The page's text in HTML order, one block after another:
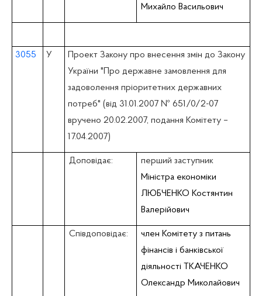
Михайло Васильович
3055 У
Проект Закону про внесення змін до Закону
України "Про державне замовлення для
задоволення пріоритетних державних
потреб" (вiд 31.01.2007 № 651/0/2-07
вручено 20.02.2007, подання Комітету –
17.04.2007)
Доповідає:
перший заступник
Міністра економіки
ЛЮБЧЕНКО Костянтин
Валерійович
Співдоповідає:
член Комітету з питань
фiнансiв i банківської
діяльності ТКАЧЕНКО
Олександр Миколайович